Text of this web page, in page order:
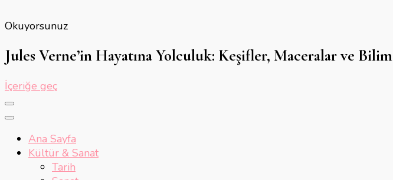
Okuyorsunuz
Jules Verne’in Hayatına Yolculuk: Keşifler, Maceralar ve Bilim
İçeriğe geç
Ana Sayfa
Kültür & Sanat
Tarih